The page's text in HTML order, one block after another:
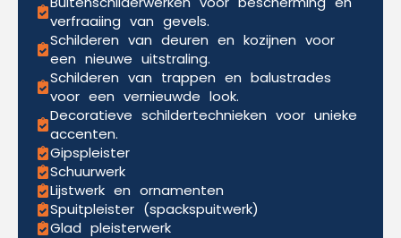
verfraaiing van gevels.
Schilderen van deuren en kozijnen voor
een nieuwe uitstraling.
Schilderen van trappen en balustrades
voor een vernieuwde look.
Decoratieve schildertechnieken voor unieke
accenten.
Gipspleister
Schuurwerk
Lijstwerk en ornamenten
Spuitpleister (spackspuitwerk)
Glad pleisterwerk